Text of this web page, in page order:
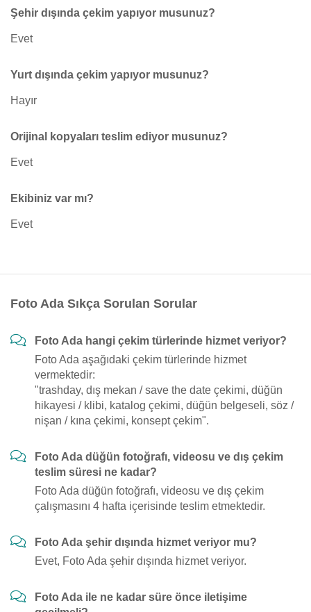
Şehir dışında çekim yapıyor musunuz?
Evet
Yurt dışında çekim yapıyor musunuz?
Hayır
Orijinal kopyaları teslim ediyor musunuz?
Evet
Ekibiniz var mı?
Evet
Foto Ada Sıkça Sorulan Sorular
Foto Ada hangi çekim türlerinde hizmet veriyor?
Foto Ada aşağıdaki çekim türlerinde hizmet
vermektedir:
"trashday, dış mekan / save the date çekimi, düğün
hikayesi / klibi, katalog çekimi, düğün belgeseli, söz /
nişan / kına çekimi, konsept çekim".
Foto Ada düğün fotoğrafı, videosu ve dış çekim
teslim süresi ne kadar?
Foto Ada düğün fotoğrafı, videosu ve dış çekim
çalışmasını 4 hafta içerisinde teslim etmektedir.
Foto Ada şehir dışında hizmet veriyor mu?
Evet, Foto Ada şehir dışında hizmet veriyor.
Foto Ada ile ne kadar süre önce iletişime